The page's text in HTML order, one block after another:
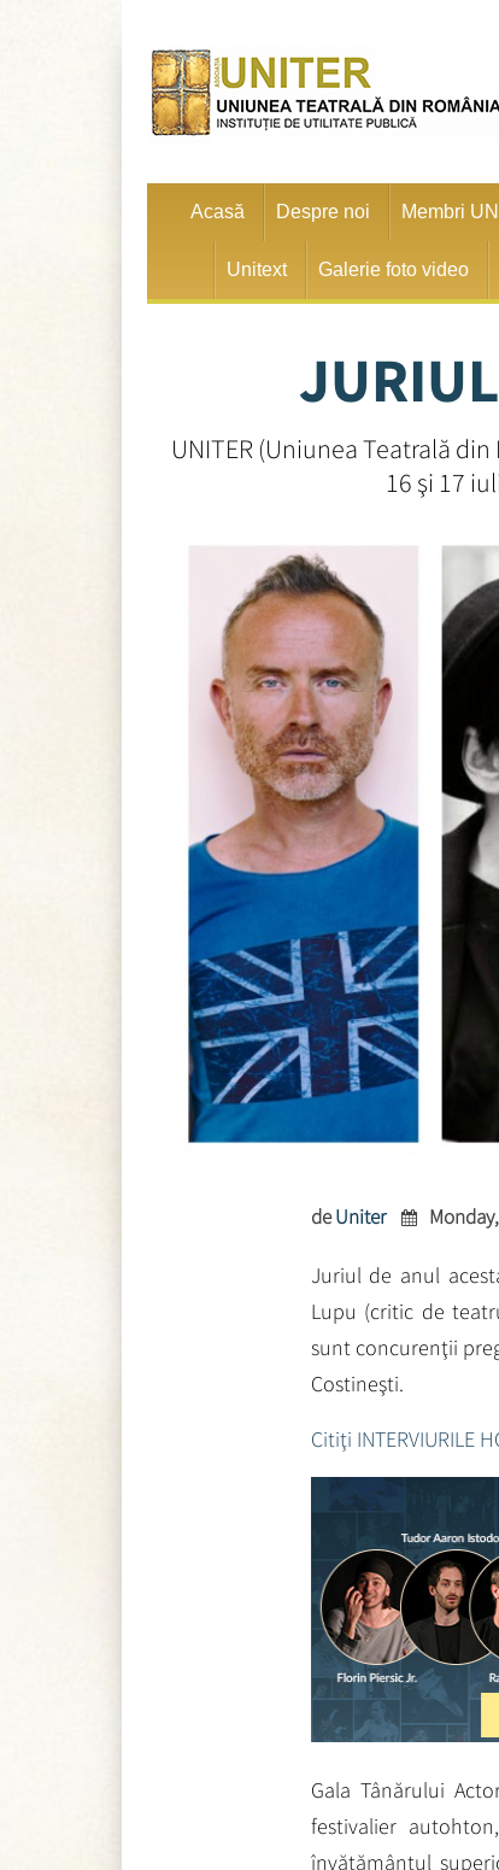
Acasă Despre noi Membri
Unitext Galerie foto video
UNITER (Uniunea Teatrală
16 şi 17
deUniter
Juriul de anul
Lupu (critic de
sunt concurenţii
Costineşti.
Citiţi INTERVIURILE
Gala Tânărului
festivalier
învăţământul